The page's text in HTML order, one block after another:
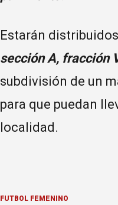
Estarán
sección A, fracción
subdivisión de un
para que puedan
localidad.
FÚTBOL FEMENINO